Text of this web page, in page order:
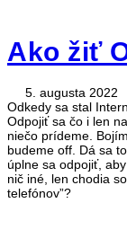
Ako žiť
5. augusta 2022
Odkedy sa stal
Odpojiť sa čo i len
niečo prídeme.
budeme off. Dá sa
úplne sa odpojiť,
nič iné, len chodia
telefónov”?